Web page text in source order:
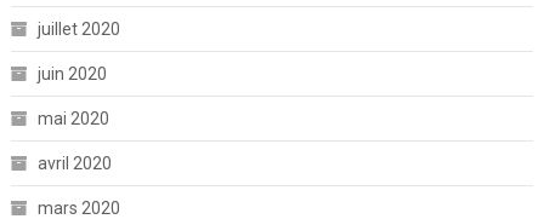
juillet 2020
juin 2020
mai 2020
avril 2020
mars 2020